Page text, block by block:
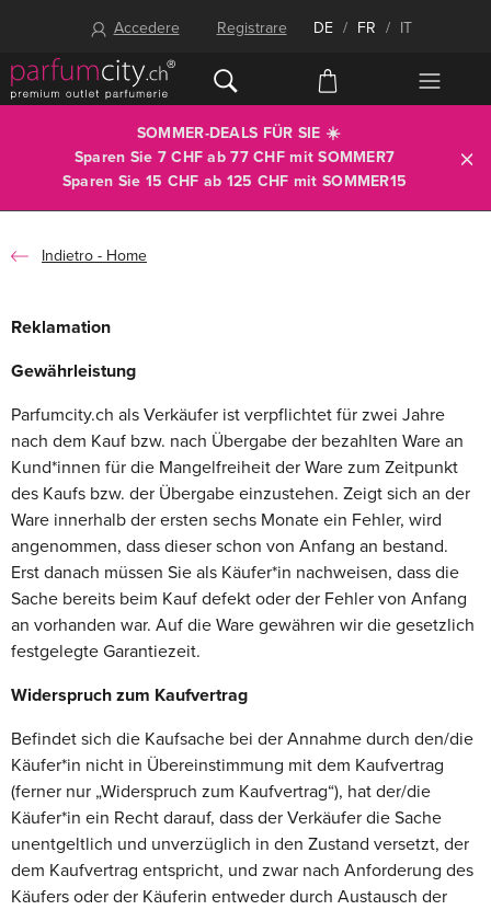
Accedere Registrare DE / FR / IT
SOMMER-DEALS FÜR SIE ☀️
Sparen Sie 7 CHF ab 77 CHF mitSOMMER7
Sparen Sie 15 CHF ab 125 CHF mit SOMMER15
Home
Reklamation
Gewährleistung
Parfumcity.ch als Verkäufer ist verpflichtet für zwei Jahre
nach dem Kauf bzw. nach Übergabe der bezahlten Ware an
Kund*innen für die Mangelfreiheit der Ware zum Zeitpunkt
des Kaufs bzw. der Übergabe einzustehen. Zeigt sich an der
Ware innerhalb der ersten sechs Monate ein Fehler, wird
angenommen, dass dieser schon von Anfang an bestand.
Erst danach müssen Sie als Käufer*in nachweisen, dass die
Sache bereits beim Kauf defekt oder der Fehler von Anfang
an vorhanden war. Auf die Ware gewähren wir die gesetzlich
festgelegte Garantiezeit.
Widerspruch zum Kaufvertrag
Befindet sich die Kaufsache bei der Annahme durch den/die
Käufer*in nicht in Übereinstimmung mit dem Kaufvertrag
(ferner nur „Widerspruch zum Kaufvertrag“), hat der/die
Käufer*in ein Recht darauf, dass der Verkäufer die Sache
unentgeltlich und unverzüglich in den Zustand versetzt, der
dem Kaufvertrag entspricht, und zwar nach Anforderung des
Käufers oder der Käuferin entweder durch Austausch der